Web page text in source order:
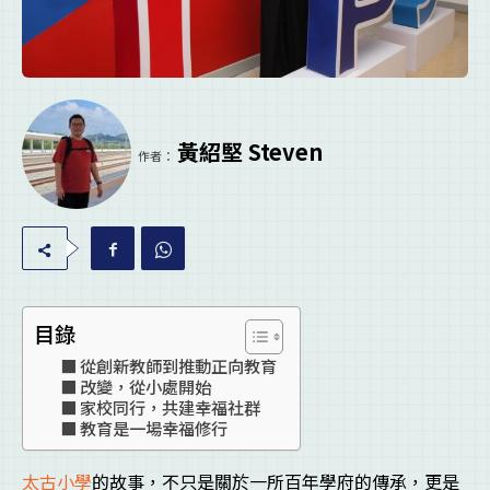
作者： 黃紹堅 Steven
目錄
從創新教師到推動正向教育
改變，從小處開始
家校同行，共建幸福社群
教育是一場幸福修行
太古小學的故事，不只是關於一所百年學府的傳承，更是